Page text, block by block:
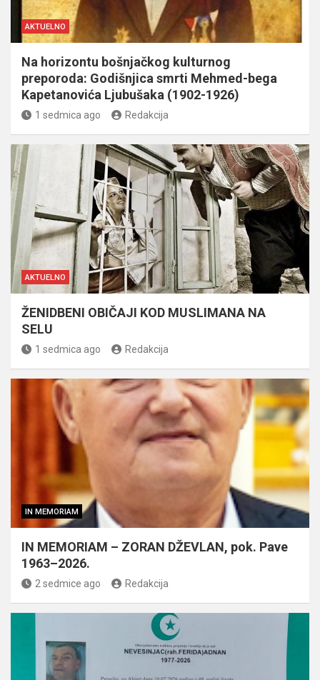
AKTUELNO
Na horizontu bošnjačkog kulturnog
preporoda: Godišnjica smrti Mehmed-bega
Kapetanovića Ljubušaka (1902-1926)
1 sedmica ago Redakcija
AKTUELNO
ŽENIDBENI OBIČAJI KOD MUSLIMANA NA
SELU
1 sedmica ago Redakcija
IN MEMORIAM
IN MEMORIAM – ZORAN DŽEVLAN, pok. Pave
1963–2026.
2 sedmice ago Redakcija